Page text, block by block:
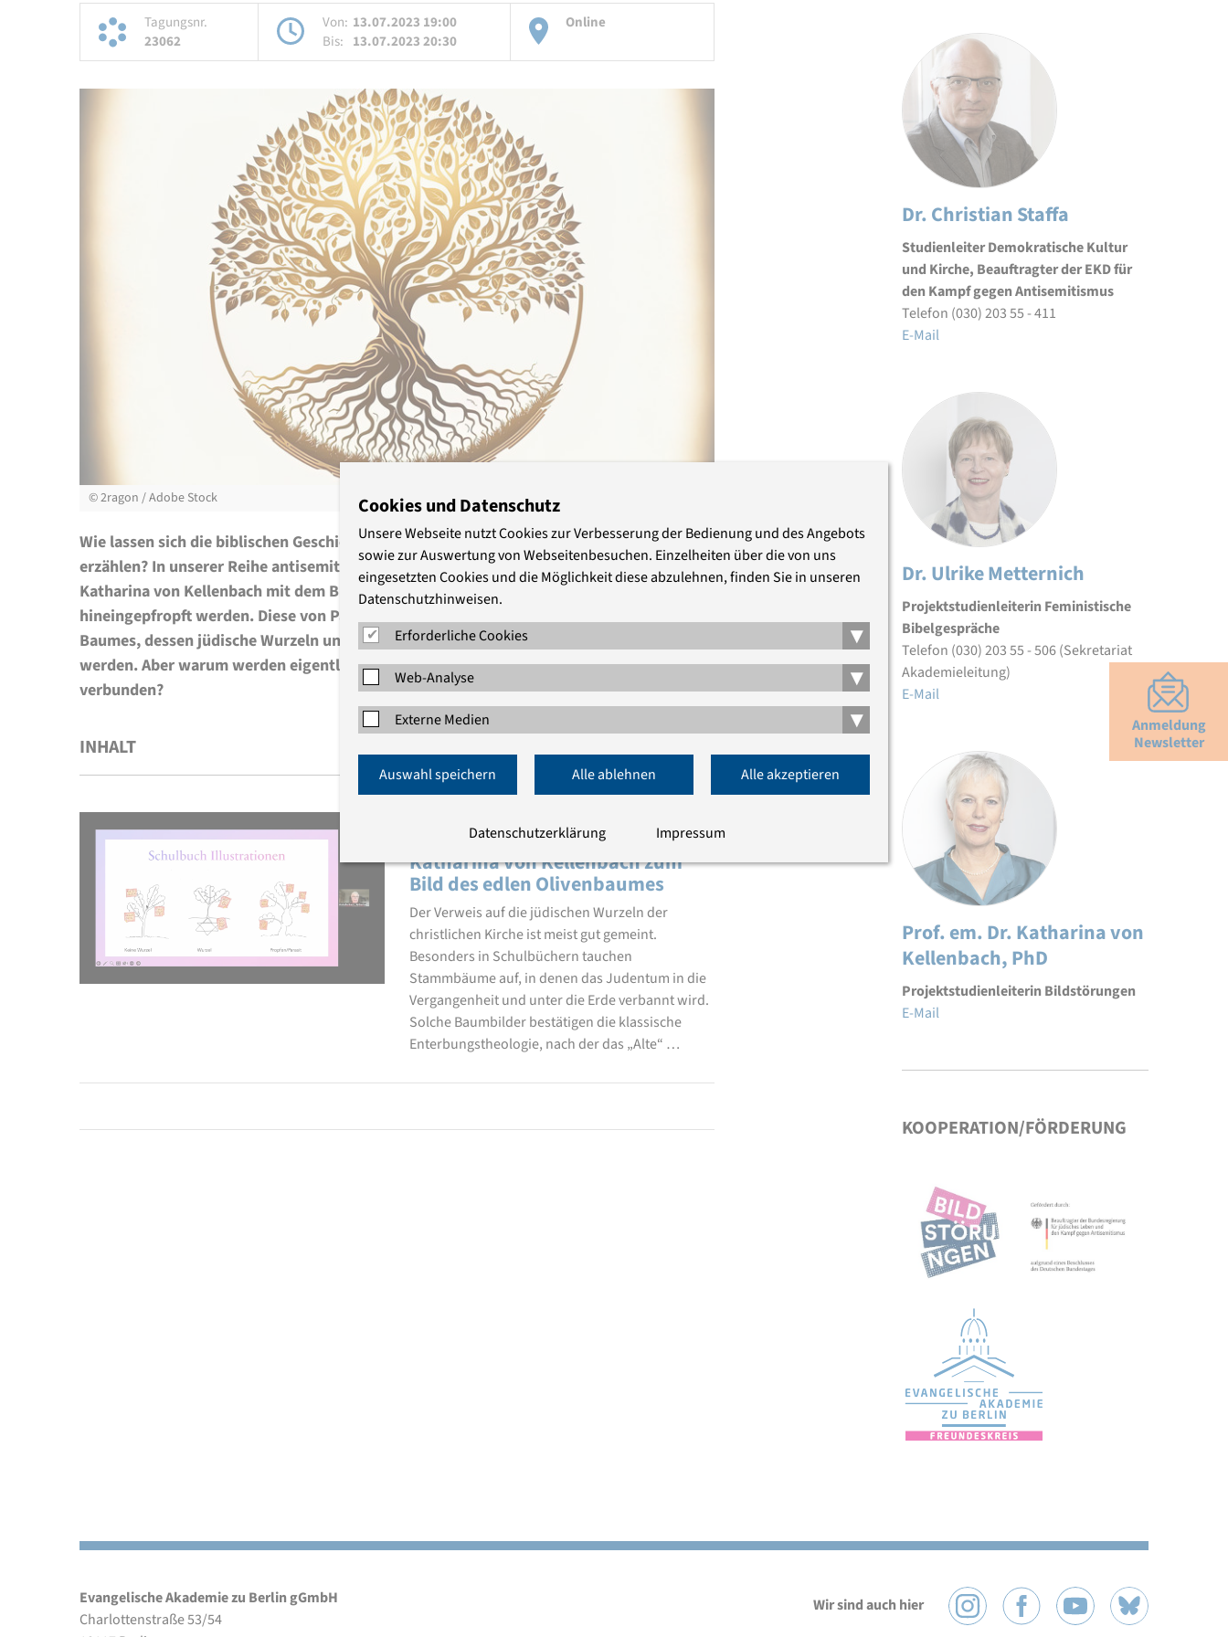
Tagungsnr.
23062
Von: 13.07.2023 19:00
Bis: 13.07.2023 20:30
Online
©2ragon / Adobe Stock
Wie lassen sich die biblischen Geschichten ohne antijüdische Projektionsmuster
erzählen? In unserer Reihe antisemitismuskritischer Bibelauslegungen befasst sich
Katharina von Kellenbach mit dem Bild des edlen Olivenbaums, in den wilde Zweige
hineingepfropft werden. Diese von Paulus geprägte Metapher weckt Assoziationen eines
Baumes, dessen jüdische Wurzeln unter die Erde und in die Vergangenheit verbannt
werden. Aber warum werden eigentlich verschiedene Baumsorten miteinander
verbunden?
INHALT
Von der Wurzel getragen
Katharina von Kellenbach zum
Bild des edlen Olivenbaumes
Der Verweis auf die jüdischen Wurzeln der
christlichen Kirche ist meist gut gemeint.
Besonders in Schulbüchern tauchen
Stammbäume auf, in denen das Judentum in die
Vergangenheit und unter die Erde verbannt wird.
Solche Baumbilder bestätigen die klassische
Enterbungstheologie, nach der das „Alte“ …
Dr. Christian Staffa
Studienleiter Demokratische Kultur
und Kirche, Beauftragter der EKD für
den Kampf gegen Antisemitismus
Telefon (030) 203 55 - 411
E-Mail
Dr. Ulrike Metternich
Projektstudienleiterin Feministische
Bibelgespräche
Telefon (030) 203 55 - 506 (Sekretariat
Akademieleitung)
E-Mail
Prof. em. Dr. Katharina von
Kellenbach, PhD
Projektstudienleiterin Bildstörungen
E-Mail
KOOPERATION/FÖRDERUNG
Anmeldung
Newsletter
Evangelische Akademie zu Berlin gGmbH
Charlottenstraße 53/54
Wir sind auch hier
Cookies und Datenschutz
Unsere Webseite nutzt Cookies zur Verbesserung der Bedienung und des Angebots
sowie zur Auswertung von Webseitenbesuchen. Einzelheiten über die von uns
eingesetzten Cookies und die Möglichkeit diese abzulehnen, finden Sie in unseren
Datenschutzhinweisen.
Erforderliche Cookies
▾
Web-Analyse ▾
Externe Medien ▾
Auswahl speichern Alle ablehnen Alle akzeptieren
Datenschutzerklärung Impressum